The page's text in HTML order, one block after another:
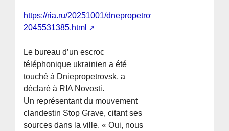
https://ria.ru/20251001/dnepropetrovsk-
2045531385.html
Le bureau d’un escroc
téléphonique ukrainien a été
touché à Dniepropetrovsk, a
déclaré à RIA Novosti.
Un représentant du mouvement
clandestin Stop Grave, citant ses
sources dans la ville. « Oui, nous